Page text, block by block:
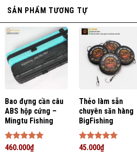
Website Shopee
Đội ngũ nhân viên CSKH nhanh
kinh nghiệm sâu về các loại
Thái độ phục vụ tận tâm, chuyên
nhiệt huyết, hỗ trợ kịp thời, tiết
Gợi ý nhiều địa điểm câu, kỹ
chia sẻ đam mê, ký sự đi
SẢN PHẨM TƯƠNG TỰ
Bao đựng cần câu
ABS hộp cứng –
Mingtu Fishing
Được xếp
460.000₫
Thẻo làm sẵn
chuyên săn hàng
BigFishing
Được xếp
45.000₫